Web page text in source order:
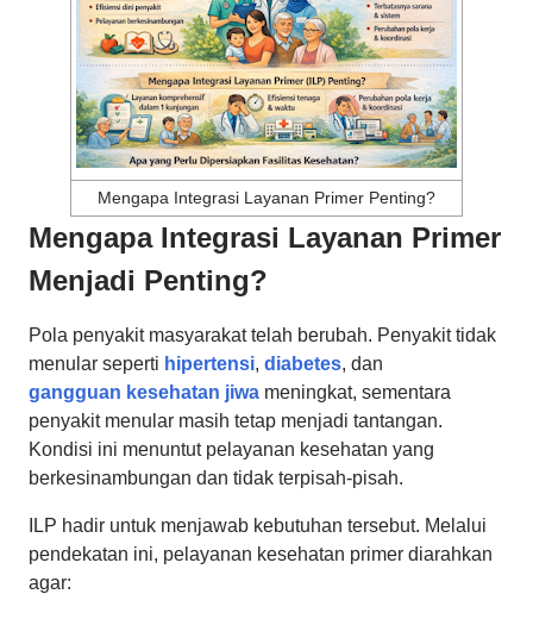
Mengapa Integrasi Layanan Primer Penting?
Mengapa Integrasi Layanan Primer
Menjadi Penting?
Pola penyakit masyarakat telah berubah. Penyakit tidak
menular seperti hipertensi, diabetes, dan
gangguan kesehatan jiwa meningkat, sementara
penyakit menular masih tetap menjadi tantangan.
Kondisi ini menuntut pelayanan kesehatan yang
berkesinambungan dan tidak terpisah-pisah.
ILP hadir untuk menjawab kebutuhan tersebut. Melalui
pendekatan ini, pelayanan kesehatan primer diarahkan
agar: